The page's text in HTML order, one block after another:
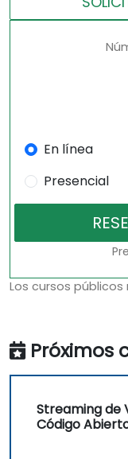
En línea
Presencial
Los cursos
Próximos
Streaming de
Código